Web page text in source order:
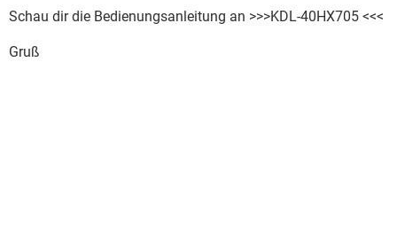
Schau dir die Bedienungsanleitung an >>>KDL-40HX705 <<<
Gruß